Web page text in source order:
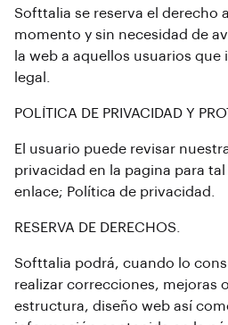
Softtalia se reserva el derecho
momento y sin necesidad de
la web a aquellos usuarios
legal.
POLÍTICA DE PRIVACIDAD Y
El usuario puede revisar
privacidad en la pagina para
enlace; Política de privacidad.
RESERVA DE DERECHOS.
Softtalia podrá, cuando lo
realizar correcciones, mejoras
estructura, diseño web así